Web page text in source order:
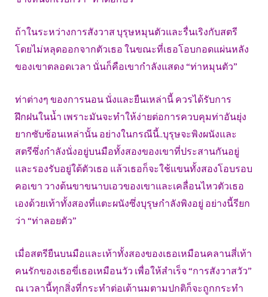
ถ้าในระหว่างการสังวาส บุรุษหมุนตัวและรื่นเริงกับสตรี
โดยไม่หลุดออกจากตัวเธอ ในขณะที่เธอโอบกอดแผ่นหลัง
ของเขาตลอดเวลา นั่นก็คือเขากำลังแสดง “ท่าหมุนตัว”
ท่าต่างๆ ของการนอน นั่งและยืนเหล่านี้ ควรได้รับการ
ฝึกฝนในน้ำ เพราะมันจะทำให้ง่ายต่อการควบคุมท่าอันยุ่ง
ยากซับซ้อนเหล่านั้น อย่างในกรณีนี้..บุรุษจะพิงผนังและ
สตรีซึ่งกำลังนั่งอยู่บนมือทั้งสองของเขาที่ประสานกันอยู่
และรองรับอยู่ใต้ตัวเธอ แล้วเธอก็จะใช้แขนทั้งสองโอบรอบ
คอเขา วางต้นขาขนาบเอวของเขาและเคลื่อนไหวตัวเธอ
เองด้วยเท้าทั้งสองที่แตะผนังซึ่งบุรุษกำลังพิงอยู่ อย่างนี้รียก
ว่า “ท่าลอยตัว”
เมื่อสตรียืนบนมือและเท้าทั้งสองของเธอเหมือนคลานสี่เท้า
คนรักของเธอขี่เธอเหมือนวัว เพื่อให้สำเร็จ “การสังวาสวัว”
ณ เวลานี้ทุกสิ่งที่กระทำต่อเต้านมตามปกติก็จะถูกกระทำ